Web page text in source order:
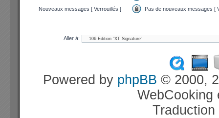
Nouveaux messages [ Verrouillés ] Pas de nouveaux messages [
Aller à:
Powered by phpBB © 2000,